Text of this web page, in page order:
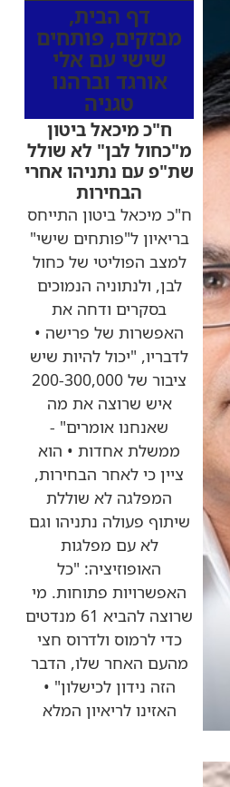
דף הבית,
מבזקים, פותחים
שישי עם אלי
אורגד וברהנו
טגניה
ח"כ מיכאל ביטון
מ"כחול לבן" לא שולל
שת"פ עם נתניהו אחרי
הבחירות
ח"כ מיכאל ביטון התייחס
בריאיון ל"פותחים שישי"
למצב הפוליטי של כחול
לבן, ולנתוניה הנמוכים
בסקרים ודחה את
האפשרות של פרישה •
לדבריו, "יכול להיות שיש
ציבור של 200-300,000
איש שרוצה את מה
שאנחנו אומרים" -
ממשלת אחדות • הוא
ציין כי לאחר הבחירות,
המפלגה לא שוללת
שיתוף פעולה נתניהו וגם
לא עם מפלגות
האופוזיציה: "כל
האפשרויות פתוחות. מי
שרוצה להביא 61 מנדטים
כדי לרמוס ולדרוס חצי
מהעם האחר שלו, הדבר
הזה נידון לכישלון" •
האזינו לריאיון המלא